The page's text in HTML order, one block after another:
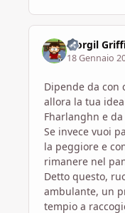
Morgil
18 Gennaio
Dipende da con
allora la tua
Fharlanghn e
Se invece vuoi
la peggiore e
rimanere nel
Detto questo,
ambulante, un
tempio a